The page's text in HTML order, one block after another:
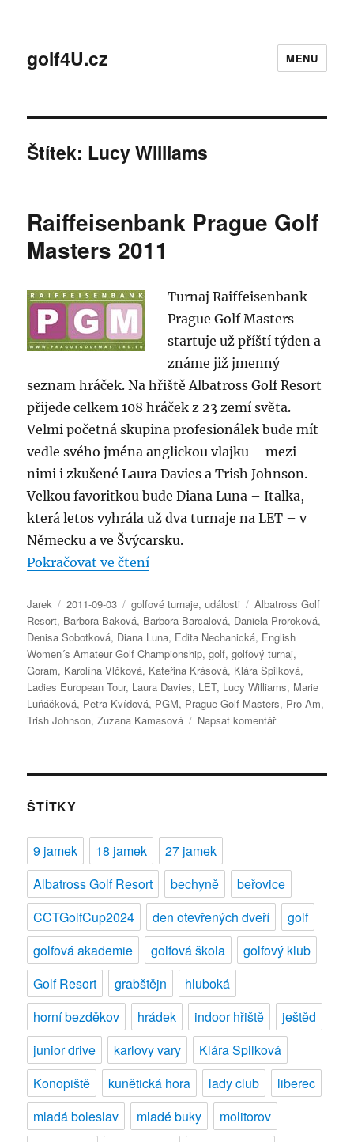
golf4U.cz MENU
Štítek: Lucy Williams
Raiffeisenbank Prague Golf
Masters 2011
Turnaj Raiffeisenbank
Prague Golf Masters
startuje už příští týden a
známe již jmenný
seznam hráček. Na hřiště Albatross Golf Resort
přijede celkem 108 hráček z 23 zemí světa.
Velmi početná skupina profesionálek bude mít
vedle svého jména anglickou vlajku – mezi
nimi i zkušené Laura Davies a Trish Johnson.
Velkou favoritkou bude Diana Luna – Italka,
která letos vyhrála už dva turnaje na LET – v
Německu a ve Švýcarsku.
Pokračovat ve čtení„Raiffeisenbank Prague Golf
Autor:
Jarek Publikováno:
2011-09-03 Rubriky:
golfové turnaje, události Štítky:
Albatross Golf
Resort, Barbora Baková, Barbora Barcalová, Daniela Proroková,
Denisa Sobotková, Diana Luna, Edita Nechanická, English
Women´s Amateur Golf Championship,golf,golfový turnaj,
Goram, Karolína Vlčková, Kateřina Krásová, Klára Spilková,
Ladies European Tour, Laura Davies, LET, Lucy Williams, Marie
Luňáčková, Petra Kvídová, PGM, Prague Golf Masters, Pro-Am,
Trish Johnson,Zuzana Kamasová Napsat komentářpro
názvem
ŠTÍTKY
9 jamek 18 jamek
27 jamek
Albatross Golf Resort
bechyně
beřovice
CCTGolfCup2024
den otevřených dveří
golf
golfová akademie
golfová škola
golfový klub
Golf Resort
grabštějn
hluboká
horní bezděkov
hrádek indoor hřiště
ještěd
junior drive
karlovy vary
Klára Spilková
Konopiště
kunětická hora lady club
liberec
mladá boleslav
mladé buky
molitorov